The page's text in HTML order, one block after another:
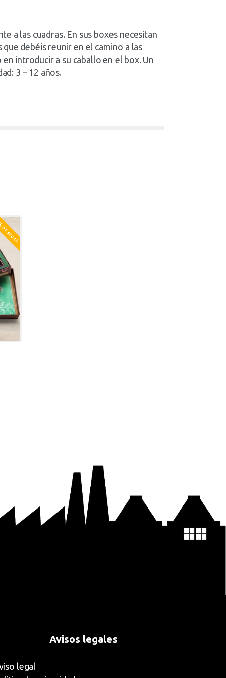
a las cuadras. En sus boxes necesitan
debéis reunir en el camino a las
introducir a su caballo en el box. Un
3 – 12 años.
stock
Avisos legales
legal